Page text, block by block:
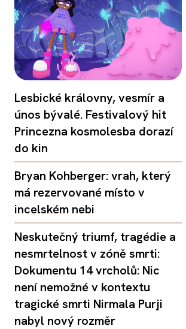
Lesbické královny, vesmír a
únos bývalé. Festivalový hit
Princezna kosmolesba dorazí
do kin
Bryan Kohberger: vrah, který
má rezervované místo v
incelském nebi
Neskutečný triumf, tragédie a
nesmrtelnost v zóně smrti:
Dokumentu 14 vrcholů: Nic
není nemožné v kontextu
tragické smrti Nirmala Purji
nabyl nový rozměr